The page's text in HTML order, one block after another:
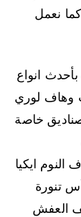
نعمل
انواع
وهاف لوري
خاصة
ايكيا
تنورة
العفش